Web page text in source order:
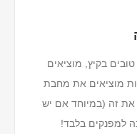
בקיץ, מוציאים
מוציאים את מחבת
את זה (במיוחד אם יש
למפנקים בלבד!